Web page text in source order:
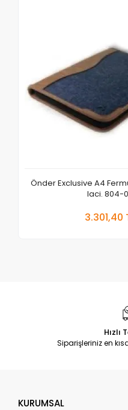
Önder Exclusive A4
laci. 804-
3.301,40
Hızlı
Siparişleriniz en
KURUMSAL